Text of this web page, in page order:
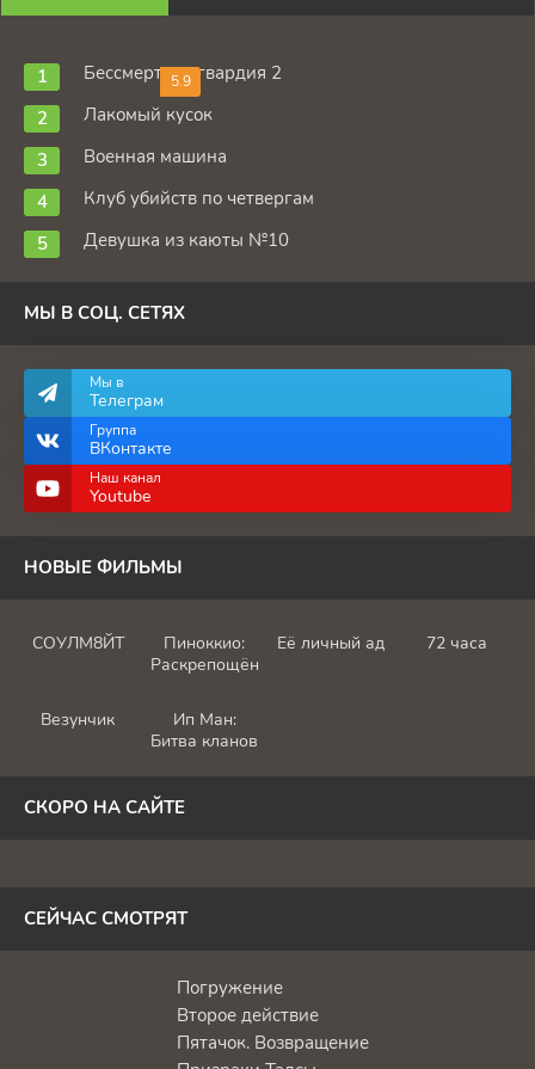
5.9
Бессмертная гвардия 2
Лакомый кусок
Военная машина
Клуб убийств по четвергам
Девушка из каюты №10
МЫ В СОЦ. СЕТЯХ
Мы в
Телеграм
Группа
ВКонтакте
Наш канал
Youtube
НОВЫЕ ФИЛЬМЫ
СОУЛМ8ЙТ
Пиноккио:
Раскрепощённый
Её личный ад 72 часа
Везунчик
Ип Ман:
Битва кланов
СКОРО НА САЙТЕ
СЕЙЧАС СМОТРЯТ
Погружение
Второе действие
Пятачок. Возвращение